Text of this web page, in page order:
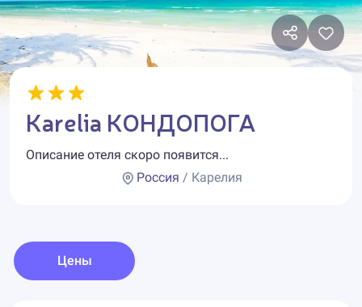
Karelia КОНДОПОГА
Описание отеля скоро появится...
Россия / Карелия
Цены